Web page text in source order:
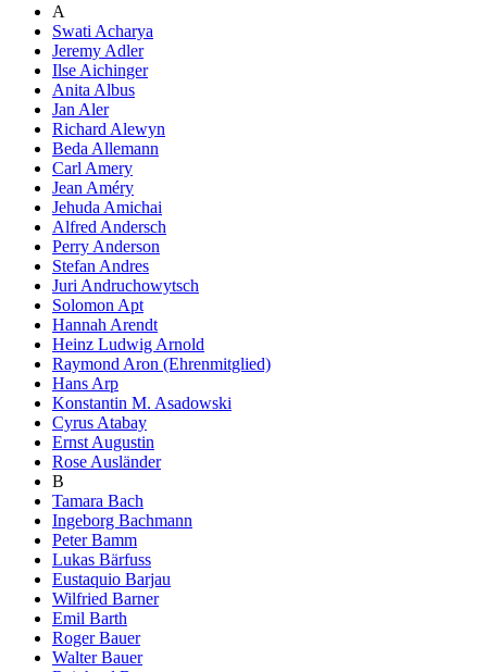
A
Swati Acharya
Jeremy Adler
Ilse Aichinger
Anita Albus
Jan Aler
Richard Alewyn
Beda Allemann
Carl Amery
Jean Améry
Jehuda Amichai
Alfred Andersch
Perry Anderson
Stefan Andres
Juri Andruchowytsch
Solomon Apt
Hannah Arendt
Heinz Ludwig Arnold
Raymond Aron (Ehrenmitglied)
Hans Arp
Konstantin M. Asadowski
Cyrus Atabay
Ernst Augustin
Rose Ausländer
B
Tamara Bach
Ingeborg Bachmann
Peter Bamm
Lukas Bärfuss
Eustaquio Barjau
Wilfried Barner
Emil Barth
Roger Bauer
Walter Bauer